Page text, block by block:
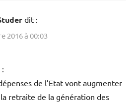
dit :
2016 à 00:03
de l’Etat vont augmenter
retraite de la génération des